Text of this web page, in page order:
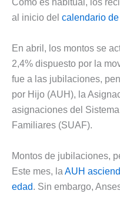
Como es habitual, los
al inicio del calendario
En abril, los montos se
2,4% dispuesto por la
fue a las jubilaciones,
por Hijo (AUH), la
asignaciones del
Familiares (SUAF).
Montos de jubilaciones,
Este mes, la AUH
edad. Sin embargo,